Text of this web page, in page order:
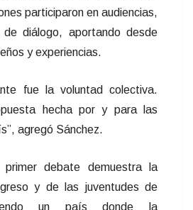
participaron en audiencias,
diálogo, aportando desde
y experiencias.
fue la voluntad colectiva.
hecha por y para las
agregó Sánchez.
debate demuestra la
y de las juventudes de
un país donde la